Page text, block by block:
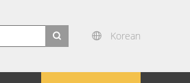
Korean